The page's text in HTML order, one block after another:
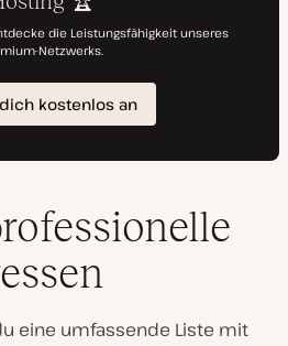
eine umfassende Liste mit